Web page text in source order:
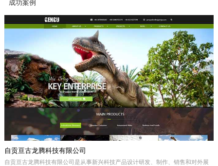
成功案例
More
自贡亘古龙腾科技有限公司
自贡亘古龙腾科技有限公司是从事新兴科技产品设计研发、制作、销售和对外展